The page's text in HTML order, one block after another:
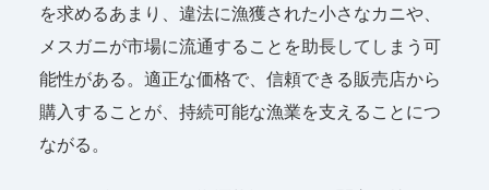
を求めるあまり、違法に漁獲された小さなカニや、
メスガニが市場に流通することを助長してしまう可
能性がある。適正な価格で、信頼できる販売店から
購入することが、持続可能な漁業を支えることにつ
ながる。